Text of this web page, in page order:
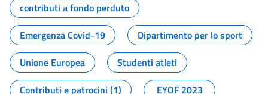
contributi a fondo perduto
Emergenza Covid-19
Dipartimento per lo sport
Unione Europea
Studenti atleti
Contributi e patrocini (1)
EYOF 2023